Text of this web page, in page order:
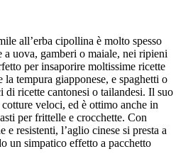
all’erba cipollina è molto spesso
a uova, gamberi o maiale, nei ripieni
per insaporire moltissime ricette
tempura giapponese, e spaghetti o
ricette cantonesi o tailandesi. Il suo
veloci, ed è ottimo anche in
per frittelle e crocchette. Con
e resistenti, l’aglio cinese si presta a
un simpatico effetto a pacchetto